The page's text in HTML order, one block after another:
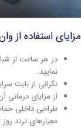
استفاده از
در هر ساعت از
نمایید.
نگرانی از بابت
از مزایای درمانی
طراحی داخلی
معیارهای ترند